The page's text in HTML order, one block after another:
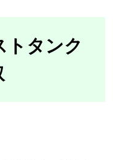
トタンク